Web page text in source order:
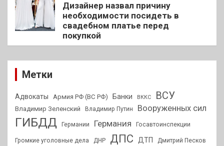
Дизайнер назвал причину
необходимости посидеть в
свадебном платье перед
покупкой
Метки
Адвокаты Армия РФ (ВС РФ) Банки ВККС ВСУ
Владимир Зеленский Владимир Путин Вооруженных сил
ГИБДД Германии Германия Госавтоинспекции
Громкие уголовные дела ДНР ДПС ДТП Дмитрий Песков